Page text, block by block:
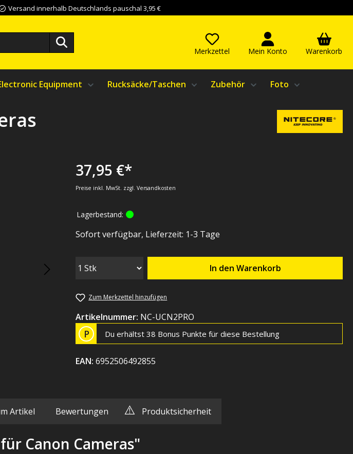
Versand innerhalb Deutschlands pauschal 3,95 €
Merkzettel Mein Konto Warenkorb
Equipment Rucksäcke/Taschen Zubehör Foto
37,95 €*
Preise inkl. MwSt. zzgl. Versandkosten
Lagerbestand:
Sofort verfügbar, Lieferzeit: 1-3 Tage
In den Warenkorb
Zum Merkzettel hinzufügen
Artikelnummer: NC-UCN2PRO
P Du erhältst 38 Bonus Punkte für diese Bestellung
EAN: 6952506492855
⚠️ Produktsicherheit
Artikel Bewertungen
Canon Cameras"